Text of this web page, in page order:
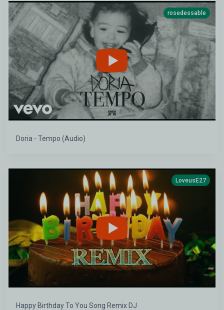
rosedessable
Doria - Tempo (Audio)
LoveusE27
Happy Birthday To You Song Remix DJ